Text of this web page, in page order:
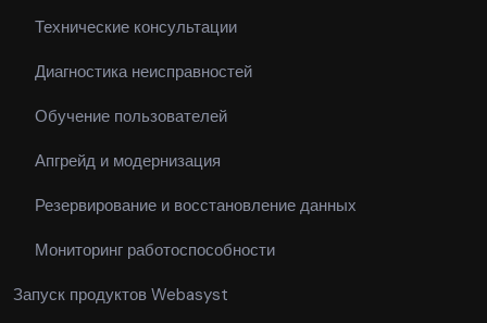
Технические консультации
Диагностика неисправностей
Обучение пользователей
Апгрейд и модернизация
Резервирование и восстановление данных
Мониторинг работоспособности
Запуск продуктов Webasyst